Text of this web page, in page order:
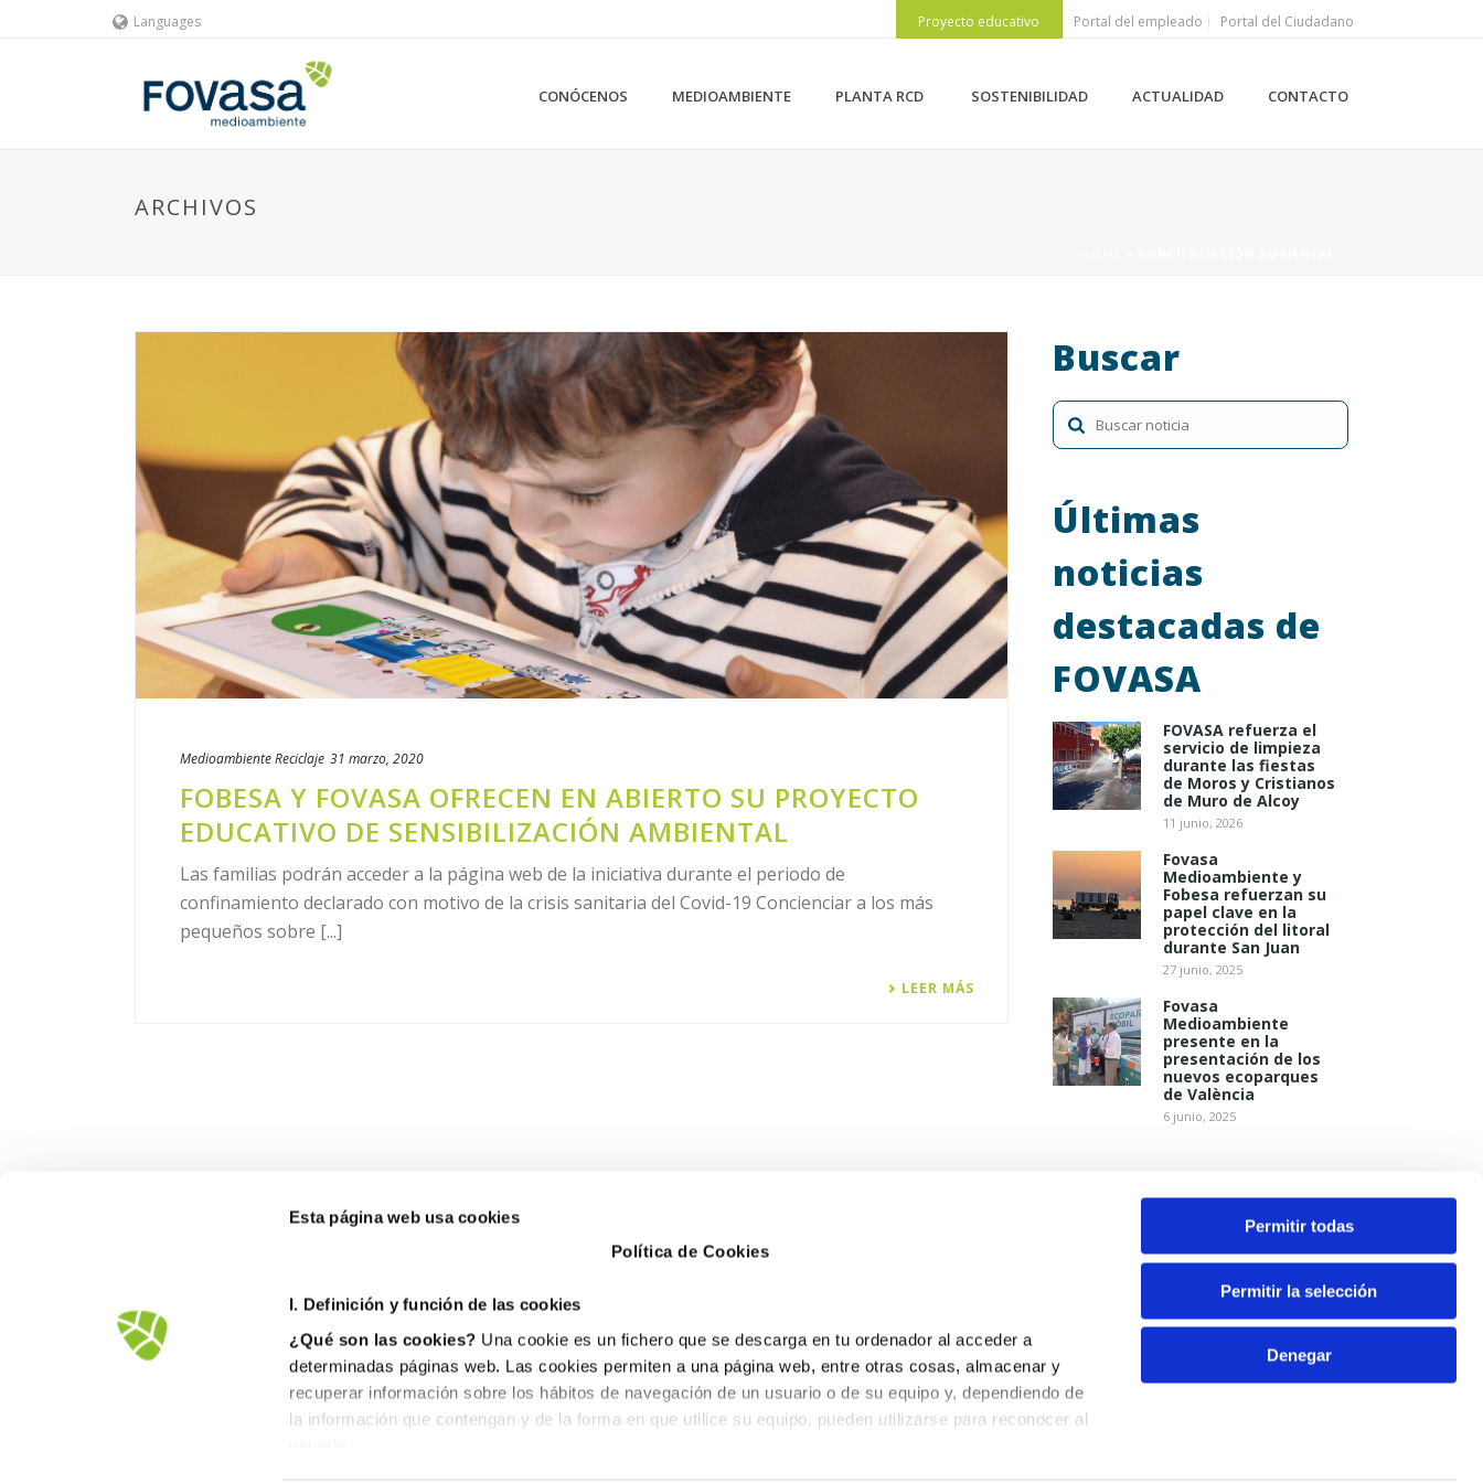
Esta página web usa cookies
Política de Cookies
I. Definición y función de las cookies
¿Qué son las cookies? Una cookie es un fichero que se descarga en tu ordenador al acceder a
determinadas páginas web. Las cookies permiten a una página web, entre otras cosas, almacenar y
recuperar información sobre los hábitos de navegación de un usuario o de su equipo y, dependiendo de
la información que contengan y de la forma en que utilice su equipo, pueden utilizarse para reconocer al
Permitir todas
Permitir la selección
Denegar
Languages Proyecto educativo Portal del empleado Portal del Ciudadano
CONÓCENOS MEDIOAMBIENTE PLANTA RCD SOSTENIBILIDAD ACTUALIDAD CONTACTO
ARCHIVOS
MedioambienteReciclaje 31 marzo, 2020
FOBESA Y FOVASA OFRECEN EN ABIERTO SU PROYECTO
EDUCATIVO DE SENSIBILIZACIÓN AMBIENTAL
Las familias podrán acceder a la página web de la iniciativa durante el periodo de
confinamiento declarado con motivo de la crisis sanitaria del Covid-19 Concienciar a los más
pequeños sobre [...]
LEER MÁS
Buscar
Últimas
noticias
destacadas de
FOVASA
FOVASA refuerza el
servicio de limpieza
durante las fiestas
de Moros y Cristianos
de Muro de Alcoy
11 junio, 2026
Fovasa
Medioambiente y
Fobesa refuerzan su
papel clave en la
protección del litoral
durante San Juan
27 junio, 2025
Fovasa
Medioambiente
presente en la
presentación de los
nuevos ecoparques
de València
6 junio, 2025
Avd.Comarques Pais Valencià, 39